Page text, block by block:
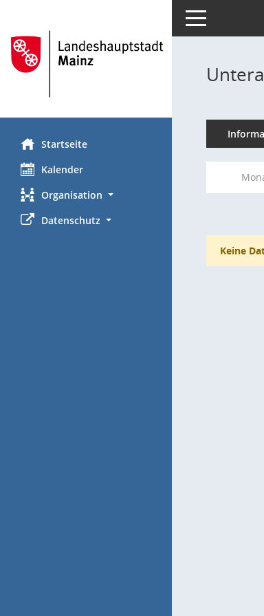
Startseite
Kalender
Organisation
Datenschutz
Toggle navigation
Keine